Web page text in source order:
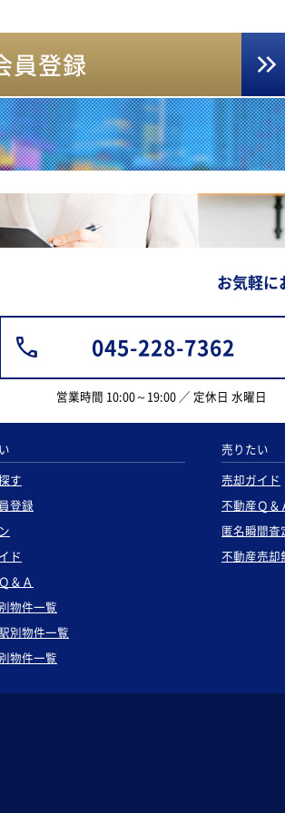
員登録
お気軽に
045-228-7362
営業時間 10:00～19:00 ／ 定休日 水曜日
す
登録
ド
＆Ａ
物件一覧
別物件一覧
物件一覧
売りたい
売却ガイド
不動産Ｑ＆
匿名瞬間査
不動産売却